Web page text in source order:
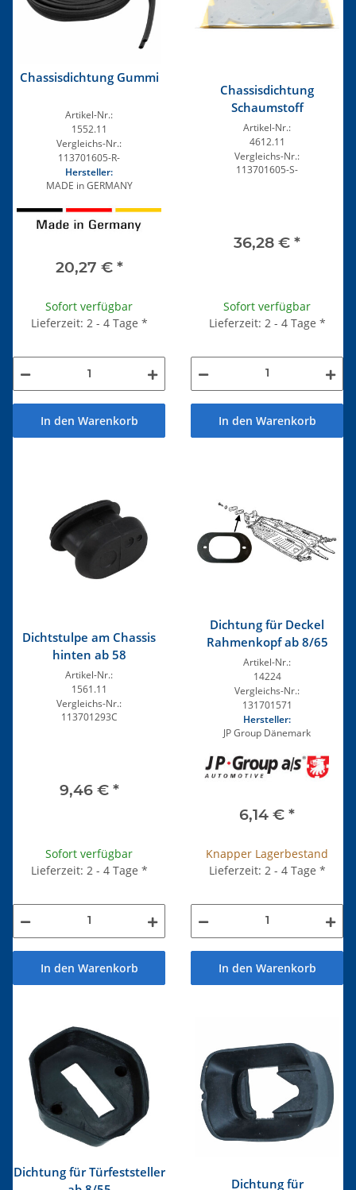
Chassisdichtung Gummi
Artikel-Nr.:
1552.11
Vergleichs-Nr.:
113701605-R-
Hersteller:
MADE in GERMANY
20,27 € *
Sofort verfügbar
Lieferzeit: 2 - 4 Tage *
In den Warenkorb
Chassisdichtung
Schaumstoff
Artikel-Nr.:
4612.11
Vergleichs-Nr.:
113701605-S-
36,28 € *
Sofort verfügbar
Lieferzeit: 2 - 4 Tage *
In den Warenkorb
Dichtstulpe am Chassis
hinten ab 58
Artikel-Nr.:
1561.11
Vergleichs-Nr.:
113701293C
9,46 € *
Sofort verfügbar
Lieferzeit: 2 - 4 Tage *
In den Warenkorb
Dichtung für Deckel
Rahmenkopf ab 8/65
Artikel-Nr.:
14224
Vergleichs-Nr.:
131701571
Hersteller:
JP Group Dänemark
6,14 € *
Knapper Lagerbestand
Lieferzeit: 2 - 4 Tage *
In den Warenkorb
Dichtung für Türfeststeller
Dichtung für